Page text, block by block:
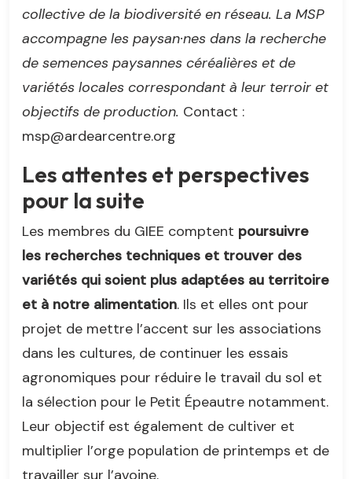
collective de la biodiversité en réseau. La MSP
accompagne les paysan·nes dans la recherche
de semences paysannes céréalières et de
variétés locales correspondant à leur terroir et
objectifs de production. Contact :
msp@ardearcentre.org
Les attentes et perspectives
pour la suite
Les membres du GIEE comptent poursuivre
les recherches techniques et trouver des
variétés qui soient plus adaptées au territoire
et à notre alimentation. Ils et elles ont pour
projet de mettre l’accent sur les associations
dans les cultures, de continuer les essais
agronomiques pour réduire le travail du sol et
la sélection pour le Petit Épeautre notamment.
Leur objectif est également de cultiver et
multiplier l’orge population de printemps et de
travailler sur l’avoine.